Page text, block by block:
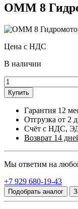
OMM 8
Цена с НДС
В наличии
Купить
Гарантия 12
Отгрузка от 2
Счёт с НДС,
Возврат 14
Мы ответим на
+7 929 680-19-43
Подобрать аналог